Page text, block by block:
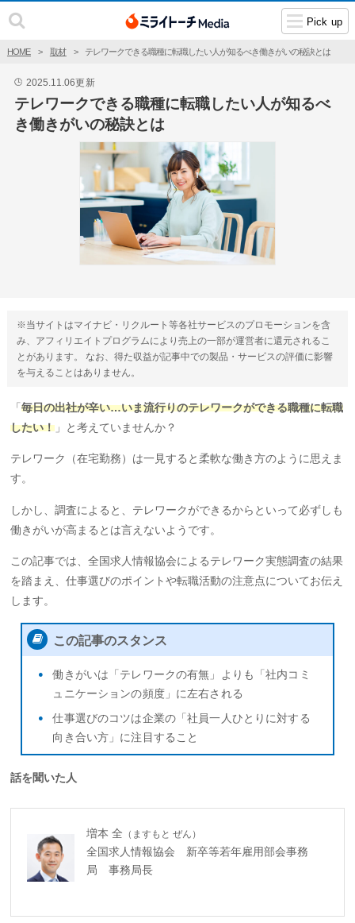
Pick up
🕒 2025.11.06更新
テレワークできる職種に転職したい人が知るべ
き働きがいの秘訣とは
※当サイトはマイナビ・リクルート等各社サービスのプロモーションを含
み、アフィリエイトプログラムにより売上の一部が運営者に還元されるこ
とがあります。 なお、得た収益が記事中での製品・サービスの評価に影響
を与えることはありません。
「毎日の出社が辛い…いま流行りのテレワークができる職種に転職
したい！ 」と考えていませんか？
テレワーク（在宅勤務）は一見すると柔軟な働き方のように思えま
す。
しかし、調査によると、テレワークができるからといって必ずしも
働きがいが高まるとは言えないようです。
この記事では、全国求人情報協会によるテレワーク実態調査の結果
を踏まえ、仕事選びのポイントや転職活動の注意点についてお伝え
します。
この記事のスタンス
働きがいは「テレワークの有無」よりも「社内コミ
ュニケーションの頻度」に左右される
仕事選びのコツは企業の「社員一人ひとりに対する
向き合い方」に注目すること
話を聞いた人
増本 全 （ますもと ぜん）
全国求人情報協会 新卒等若年雇用部会事務
局 事務局長
HOME 取材 テレワークできる職種に転職したい人が知るべき働きがいの秘訣とは